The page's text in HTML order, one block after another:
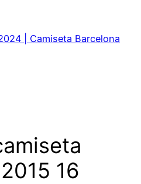
| Camiseta Barcelona
16